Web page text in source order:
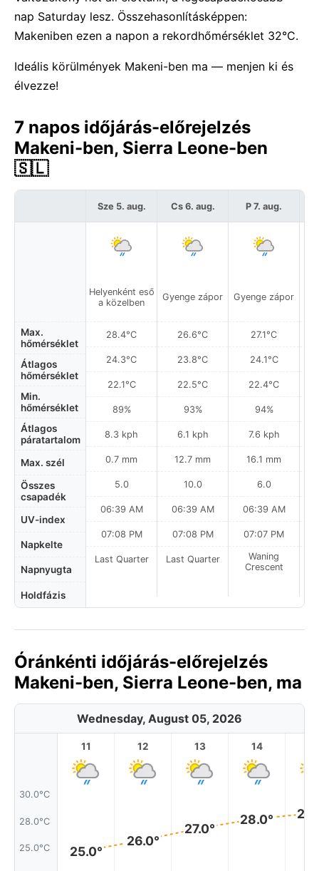
nap Saturday lesz. Összehasonlításképpen:
Makeniben ezen a napon a rekordhőmérséklet 32°C.
Ideális körülmények Makeni-ben ma — menjen ki és
élvezze!
7 napos időjárás-előrejelzés
Makeni-ben, Sierra Leone-ben
🇸🇱
Max.
hőmérséklet
Átlagos
hőmérséklet
Min.
hőmérséklet
Átlagos
páratartalom
Max. szél
Összes
csapadék
UV-index
Napkelte
Napnyugta
Holdfázis
Sze 5. aug.
Helyenként eső
a közelben
28.4°C
24.3°C
22.1°C
89%
8.3 kph
0.7 mm
5.0
06:39 AM
07:08 PM
Last Quarter
Cs 6. aug.
Gyenge zápor
26.6°C
23.8°C
22.5°C
93%
6.1 kph
12.7 mm
10.0
06:39 AM
07:08 PM
Last Quarter
P 7. aug.
Gyenge zápor
27.1°C
24.1°C
22.4°C
94%
7.6 kph
16.1 mm
6.0
06:39 AM
07:07 PM
Waning
Crescent
Óránkénti időjárás-előrejelzés
Makeni-ben, Sierra Leone-ben, ma
Wednesday, August 05, 2026
30.0°C
28.0°C
25.0°C
11
25.0°
12
26.0°
13
27.0°
14
28.0°